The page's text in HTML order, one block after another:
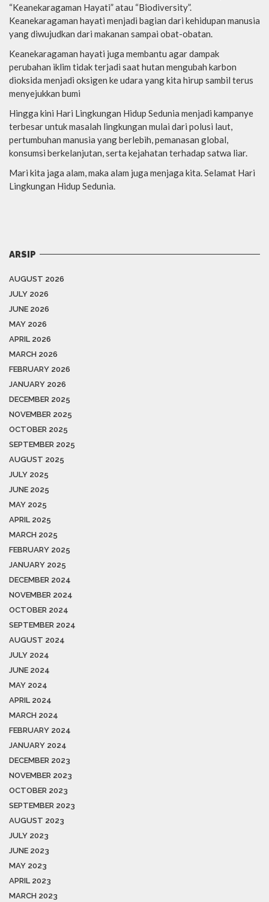
“Keanekaragaman Hayati” atau “Biodiversity”.
Keanekaragaman hayati menjadi bagian dari kehidupan manusia
yang diwujudkan dari makanan sampai obat-obatan.
Keanekaragaman hayati juga membantu agar dampak
perubahan iklim tidak terjadi saat hutan mengubah karbon
dioksida menjadi oksigen ke udara yang kita hirup sambil terus
menyejukkan bumi
Hingga kini Hari Lingkungan Hidup Sedunia menjadi kampanye
terbesar untuk masalah lingkungan mulai dari polusi laut,
pertumbuhan manusia yang berlebih, pemanasan global,
konsumsi berkelanjutan, serta kejahatan terhadap satwa liar.
Mari kita jaga alam, maka alam juga menjaga kita. Selamat Hari
Lingkungan Hidup Sedunia.
ARSIP
AUGUST 2026
JULY 2026
JUNE 2026
MAY 2026
APRIL 2026
MARCH 2026
FEBRUARY 2026
JANUARY 2026
DECEMBER 2025
NOVEMBER 2025
OCTOBER 2025
SEPTEMBER 2025
AUGUST 2025
JULY 2025
JUNE 2025
MAY 2025
APRIL 2025
MARCH 2025
FEBRUARY 2025
JANUARY 2025
DECEMBER 2024
NOVEMBER 2024
OCTOBER 2024
SEPTEMBER 2024
AUGUST 2024
JULY 2024
JUNE 2024
MAY 2024
APRIL 2024
MARCH 2024
FEBRUARY 2024
JANUARY 2024
DECEMBER 2023
NOVEMBER 2023
OCTOBER 2023
SEPTEMBER 2023
AUGUST 2023
JULY 2023
JUNE 2023
MAY 2023
APRIL 2023
MARCH 2023